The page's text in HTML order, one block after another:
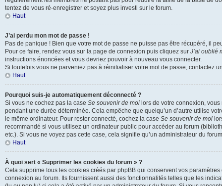
tentez de vous ré-enregistrer et soyez plus investi sur le forum.
Haut
J’ai perdu mon mot de passe !
Pas de panique ! Bien que votre mot de passe ne puisse pas être récupéré, il
Pour ce faire, rendez vous sur la page de connexion puis cliquez sur J’ai oublié
instructions énoncées et vous devriez pouvoir à nouveau vous connecter.
Si toutefois vous ne parveniez pas à réinitialiser votre mot de passe, contactez
Haut
Pourquoi suis-je automatiquement déconnecté ?
Si vous ne cochez pas la case Se souvenir de moi lors de votre connexion,
pendant une durée déterminée. Cela empêche que quelqu’un d’autre utilise
le même ordinateur. Pour rester connecté, cochez la case Se souvenir de moi
recommandé si vous utilisez un ordinateur public pour accéder au forum
etc.). Si vous ne voyez pas cette case, cela signifie qu’un administrateur du
Haut
À quoi sert « Supprimer les cookies du forum » ?
Cela supprime tous les cookies créés par phpBB qui conservent vos paramètres
connexion au forum. Ils fournissent aussi des fonctionnalités telles que les